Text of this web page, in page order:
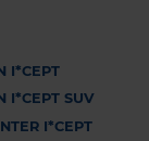
I*CEPT
I*CEPT SUV
I*CEPT